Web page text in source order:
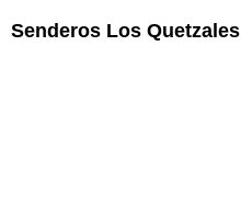
Senderos Los Quetzales